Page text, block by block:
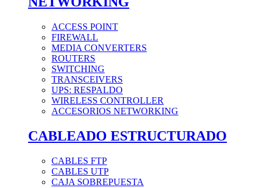
ACCESS POINT
FIREWALL
MEDIA CONVERTERS
ROUTERS
SWITCHING
TRANSCEIVERS
UPS: RESPALDO
WIRELESS CONTROLLER
ACCESORIOS NETWORKING
CABLEADO ESTRUCTURADO
CABLES FTP
CABLES UTP
CAJA SOBREPUESTA